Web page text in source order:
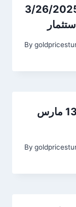
الذهب في ألمانيا اليوم 3/26/2025
By
سعر الذهب في تركيا اليوم 13 مارس
By